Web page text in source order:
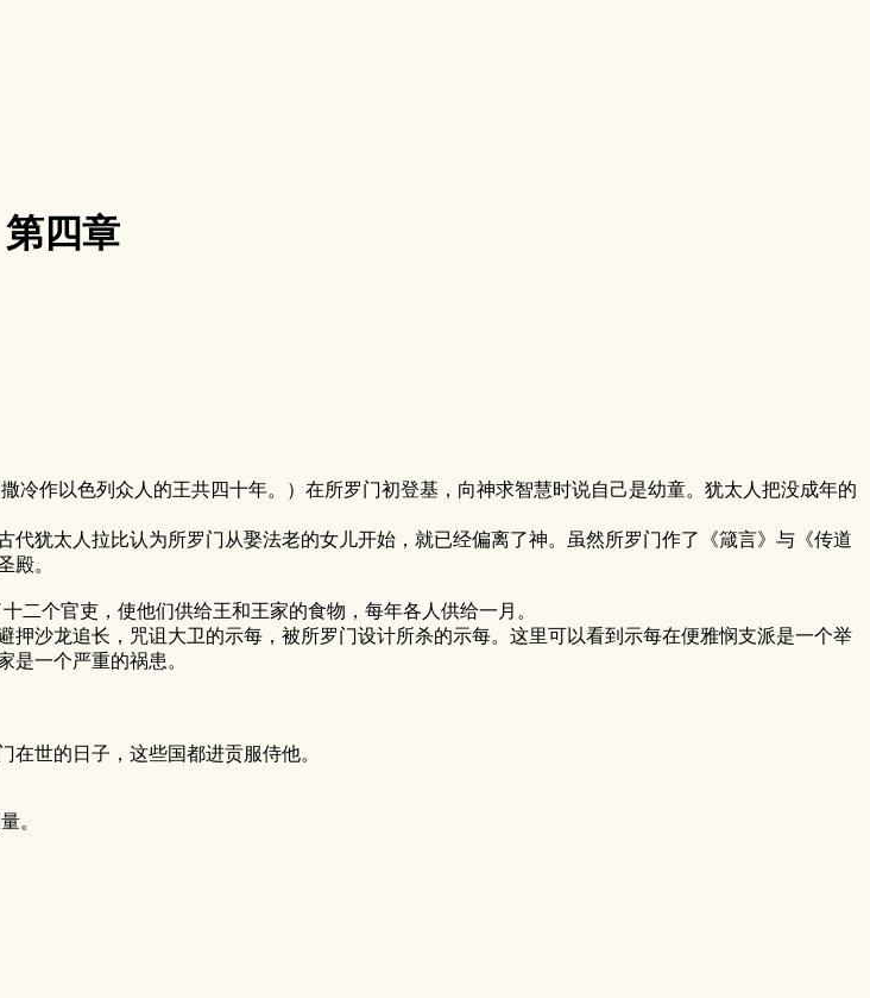
四章
作以色列众人的王共四十年。）在所罗门初登基，向神求智慧时说自己是幼童。犹太人把没成年的
太人拉比认为所罗门从娶法老的女儿开始，就已经偏离了神。虽然所罗门作了《箴言》与《传道
殿。
个官吏，使他们供给王和王家的食物，每年各人供给一月。
沙龙追长，咒诅大卫的示每，被所罗门设计所杀的示每。这里可以看到示每在便雅悯支派是一个举
是一个严重的祸患。
世的日子，这些国都进贡服侍他。
。